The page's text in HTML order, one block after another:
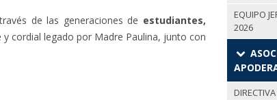
de las generaciones de estudiantes,
cordial legado por Madre Paulina, junto con
EQUIPO
2026